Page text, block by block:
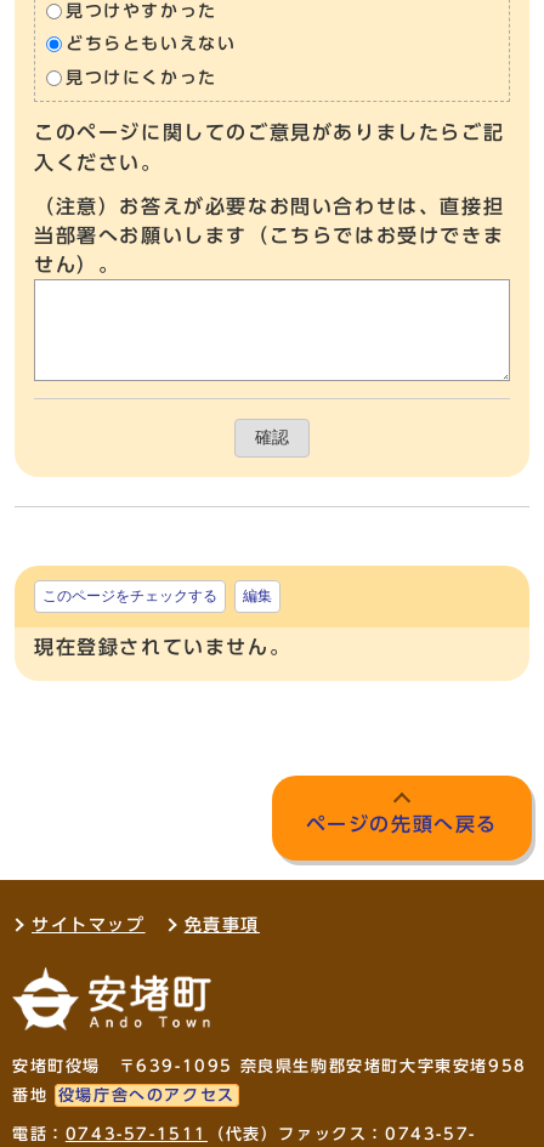
見つけやすかった
どちらともいえない
見つけにくかった
このページに関してのご意見がありましたらご記
入ください。
（注意）お答えが必要なお問い合わせは、直接担
当部署へお願いします（こちらではお受けできま
せん）。
確認
このページをチェックする 編集
現在登録されていません。
ページの先頭へ戻る
サイトマップ 免責事項
安堵町役場 〒639-1095 奈良県生駒郡安堵町大字東安堵958
番地
役場庁舎へのアクセス
電話： 0743-57-1511 （代表）ファックス：0743-57-